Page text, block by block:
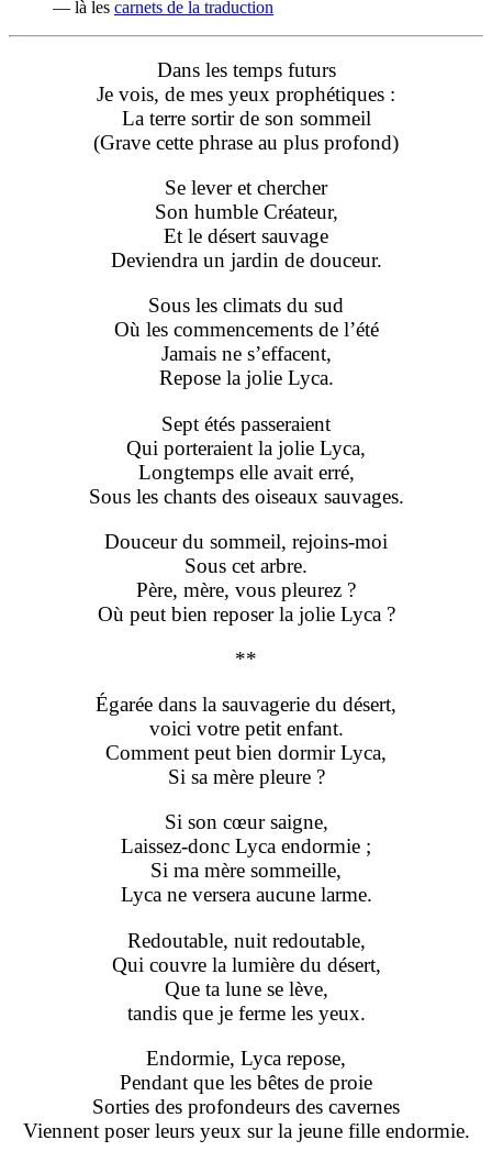
— là les carnets de la traduction
Dans les temps futurs
Je vois, de mes yeux prophétiques :
La terre sortir de son sommeil
(Grave cette phrase au plus profond)
Se lever et chercher
Son humble Créateur,
Et le désert sauvage
Deviendra un jardin de douceur.
Sous les climats du sud
Où les commencements de l’été
Jamais ne s’effacent,
Repose la jolie Lyca.
Sept étés passeraient
Qui porteraient la jolie Lyca,
Longtemps elle avait erré,
Sous les chants des oiseaux sauvages.
Douceur du sommeil, rejoins-moi
Sous cet arbre.
Père, mère, vous pleurez ?
Où peut bien reposer la jolie Lyca ?
**
Égarée dans la sauvagerie du désert,
voici votre petit enfant.
Comment peut bien dormir Lyca,
Si sa mère pleure ?
Si son cœur saigne,
Laissez-donc Lyca endormie ;
Si ma mère sommeille,
Lyca ne versera aucune larme.
Redoutable, nuit redoutable,
Qui couvre la lumière du désert,
Que ta lune se lève,
tandis que je ferme les yeux.
Endormie, Lyca repose,
Pendant que les bêtes de proie
Sorties des profondeurs des cavernes
Viennent poser leurs yeux sur la jeune fille endormie.